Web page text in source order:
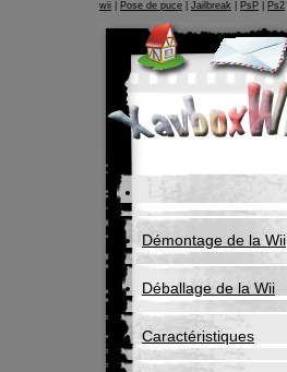
wii Pose de puce Jailbreak PsP Ps2
Démontage de la Wii
Déballage de la Wii
Caractéristiques